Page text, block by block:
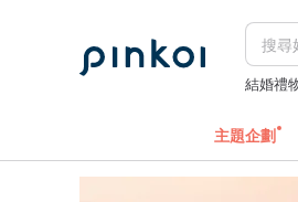
結婚禮
主題企劃